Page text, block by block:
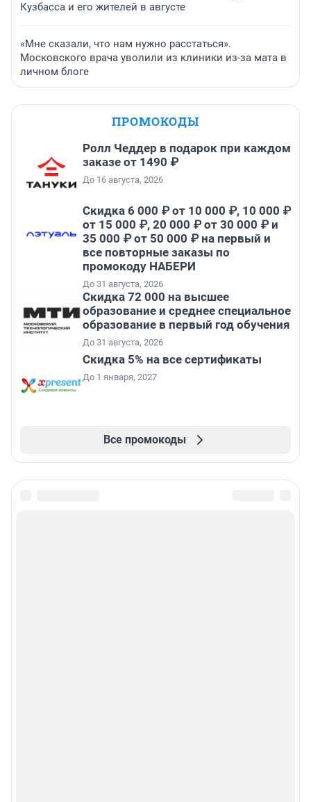
Кузбасса и его жителей в августе
«Мне сказали, что нам нужно расстаться».
Московского врача уволили из клиники из-за мата в
личном блоге
ПРОМОКОДЫ
Ролл Чеддер в подарок при каждом
заказе от 1490 ₽
До 16 августа, 2026
Скидка 6 000 ₽ от 10 000 ₽, 10 000 ₽
от 15 000 ₽, 20 000 ₽ от 30 000 ₽ и
35 000 ₽ от 50 000 ₽ на первый и
все повторные заказы по
промокоду НАБЕРИ
До 31 августа, 2026
Скидка 72 000 на высшее
образование и среднее специальное
образование в первый год обучения
До 31 августа, 2026
Скидка 5% на все сертификаты
До 1 января, 2027
Все промокоды